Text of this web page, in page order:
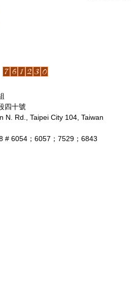
四十號
N. Rd., Taipei City 104, Taiwan
# 6054；6057；7529；6843